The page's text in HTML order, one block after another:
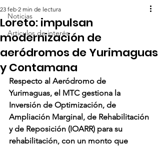
Noticias
Articulos de interés
Loreto: impulsan
modernización de
aeródromos de Yurimaguas
y Contamana
23 feb 2 min de lectura
Respecto al Aeródromo de
Yurimaguas, el MTC gestiona la
Inversión de Optimización, de
Ampliación Marginal, de Rehabilitación
y de Reposición (IOARR) para su
rehabilitación, con un monto que